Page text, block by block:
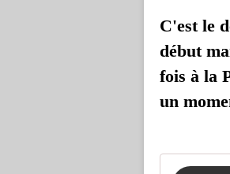
C'est le
début
fois à la
un